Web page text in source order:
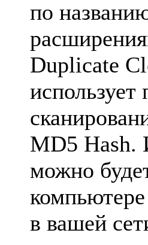
по
Duplicate
использует
MD5 Hash.
можно
в вашей